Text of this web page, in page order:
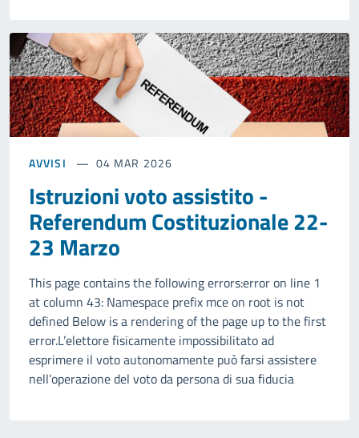
AVVISI 04 MAR 2026
Istruzioni voto assistito -
Referendum Costituzionale 22-
23 Marzo
This page contains the following errors:error on line 1
at column 43: Namespace prefix mce on root is not
defined Below is a rendering of the page up to the first
error.L’elettore fisicamente impossibilitato ad
esprimere il voto autonomamente può farsi assistere
nell’operazione del voto da persona di sua fiducia